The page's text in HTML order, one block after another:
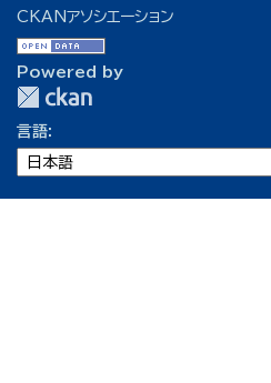
CKANアソシエーション
Powered by
言語